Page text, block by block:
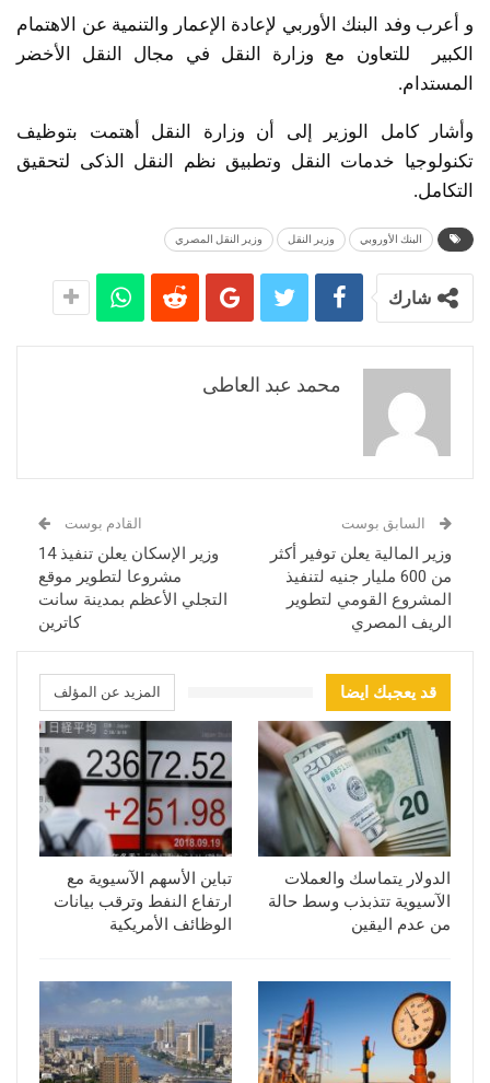
و أعرب وفد البنك الأوربي لإعادة الإعمار والتنمية عن الاهتمام
الكبير للتعاون مع وزارة النقل في مجال النقل الأخضر
المستدام.
وأشار كامل الوزير إلى أن وزارة النقل أهتمت بتوظيف
تكنولوجيا خدمات النقل وتطبيق نظم النقل الذكى لتحقيق
التكامل.
البنك الأوروبي وزير النقل وزير النقل المصري
شارك
محمد عبد العاطى
السابق بوست
وزير المالية يعلن توفير أكثر
من 600 مليار جنيه لتنفيذ
المشروع القومي لتطوير
الريف المصري
القادم بوست
وزير الإسكان يعلن تنفيذ 14
مشروعا لتطوير موقع
التجلي الأعظم بمدينة سانت
كاترين
قد يعجبك ايضا المزيد عن المؤلف
الدولار يتماسك والعملات
الآسيوية تتذبذب وسط حالة
من عدم اليقين
تباين الأسهم الآسيوية مع
ارتفاع النفط وترقب بيانات
الوظائف الأمريكية